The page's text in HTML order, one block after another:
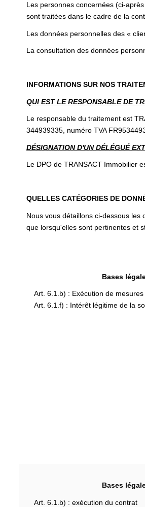
Les personnes concernées (ci-
sont traitées dans le cadre de la
Les données personnelles des «
La consultation des données
INFORMATIONS SUR NOS
QUI EST LE RESPONSABLE DE
Le responsable du traitement est
344939335, numéro TVA
DÉSIGNATION D'UN DÉLÉGUÉ
Le DPO de TRANSACT Immobilier
QUELLES CATÉGORIES DE
Nous vous détaillons ci-dessous
que lorsqu'elles sont pertinentes et
Bases
Art. 6.1.b) : Exécution de
Art. 6.1.f) : Intérêt légitime de la
Bases
Art. 6.1.b) : exécution du contrat